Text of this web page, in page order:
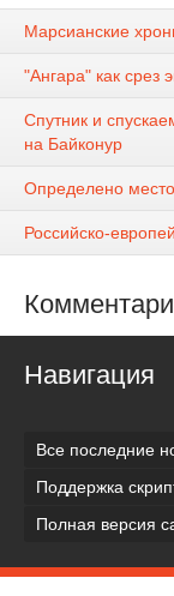
Марсианские
"Ангара" как срез
Спутник и
на Байконур
Определено
Российско-
Навигация
Все последние
Поддержка
Полная версия